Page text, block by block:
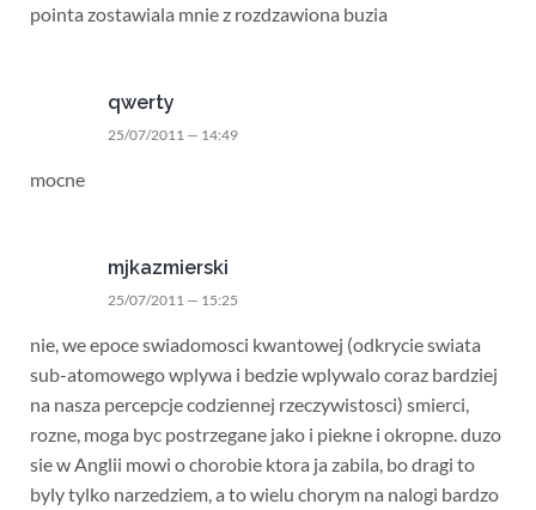
pointa zostawiala mnie z rozdzawiona buzia
qwerty
25/07/2011 — 14:49
mocne
mjkazmierski
25/07/2011 — 15:25
nie, we epoce swiadomosci kwantowej (odkrycie swiata
sub-atomowego wplywa i bedzie wplywalo coraz bardziej
na nasza percepcje codziennej rzeczywistosci) smierci,
rozne, moga byc postrzegane jako i piekne i okropne. duzo
sie w Anglii mowi o chorobie ktora ja zabila, bo dragi to
byly tylko narzedziem, a to wielu chorym na nalogi bardzo